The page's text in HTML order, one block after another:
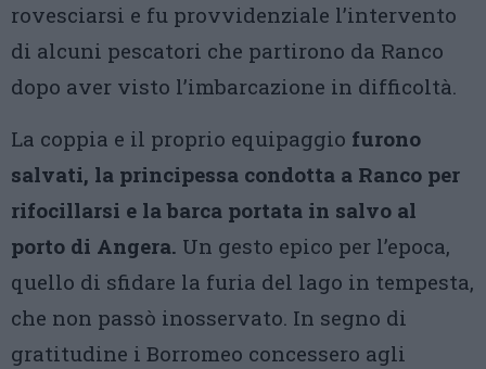
rovesciarsi e fu provvidenziale l’intervento
di alcuni pescatori che partirono da Ranco
dopo aver visto l’imbarcazione in difficoltà.
La coppia e il proprio equipaggio furono
salvati, la principessa condotta a Ranco per
rifocillarsi e la barca portata in salvo al
porto di Angera. Un gesto epico per l’epoca,
quello di sfidare la furia del lago in tempesta,
che non passò inosservato. In segno di
gratitudine i Borromeo concessero agli